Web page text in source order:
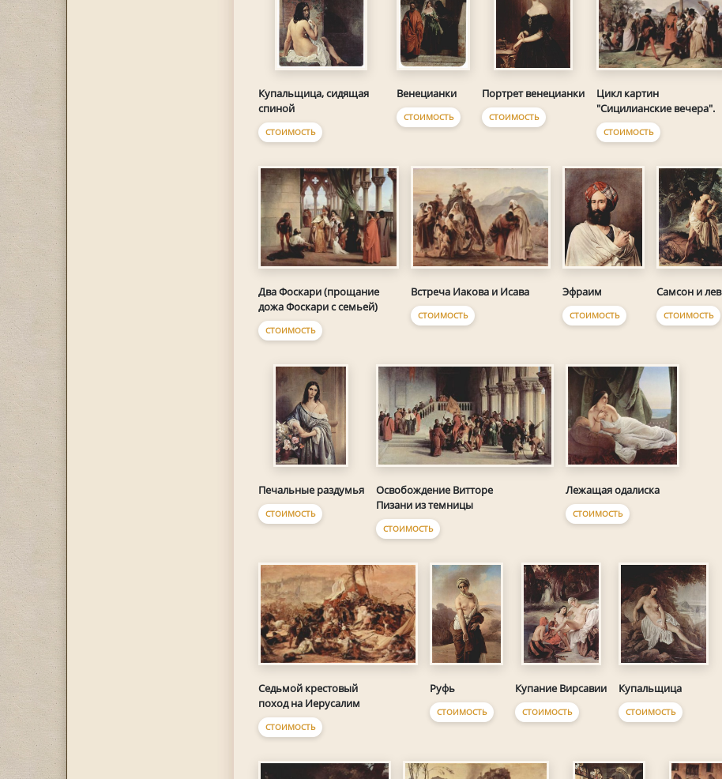
Купальщица, сидящая
спиной
СТОИМОСТЬ
Венецианки
СТОИМОСТЬ
Портрет венецианки
СТОИМОСТЬ
Цикл картин
"Сицилианские вечера".
СТОИМОСТЬ
Два Фоскари (прощание
дожа Фоскари с семьей)
СТОИМОСТЬ
Встреча Иакова и Исава
СТОИМОСТЬ
Эфраим
СТОИМОСТЬ
Самсон и лев
СТОИМОСТЬ
Печальные раздумья
СТОИМОСТЬ
Освобождение Витторе
Пизани из темницы
СТОИМОСТЬ
Лежащая одалиска
СТОИМОСТЬ
Седьмой крестовый
поход на Иерусалим
СТОИМОСТЬ
Руфь
СТОИМОСТЬ
Купание Вирсавии
СТОИМОСТЬ
Купальщица
СТОИМОСТЬ